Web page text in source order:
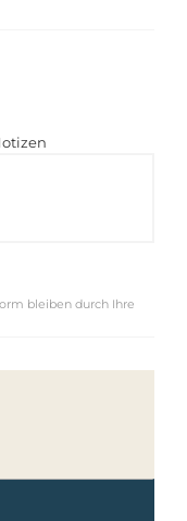
bleiben durch Ihre